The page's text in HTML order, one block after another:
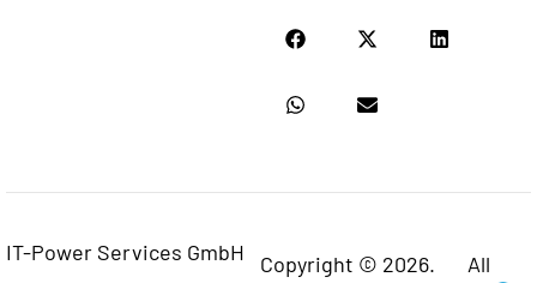
IT-Power Services GmbH
Copyright © 2026.
All